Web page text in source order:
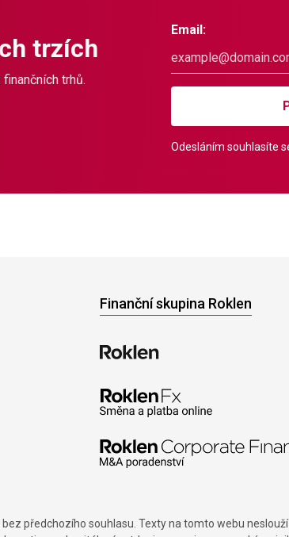
trzích
trhů.
Email:
Odesláním souhlasíte
Finanční skupina Roklen
předchozího souhlasu. Texty na tomto webu